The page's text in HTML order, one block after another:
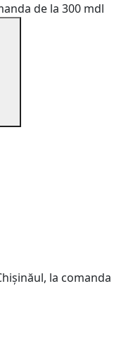
de la 300 mdl
la comanda